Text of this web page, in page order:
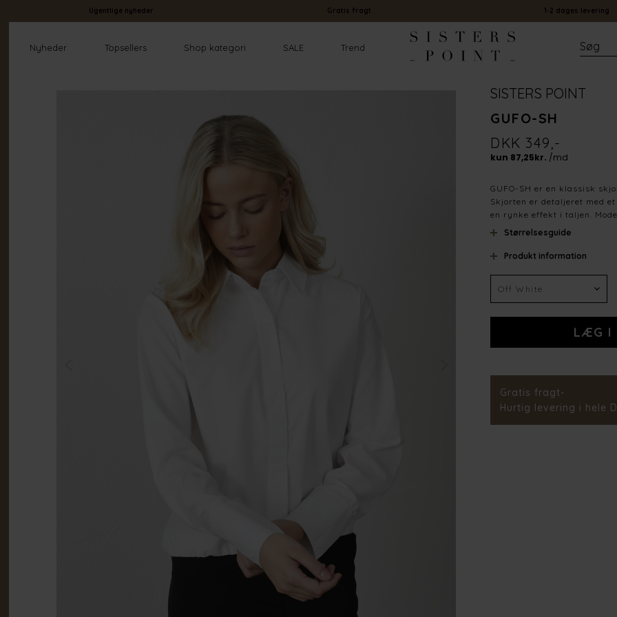
Ugentlige nyheder Gratis fragt 1-2 dages levering
Nyheder Topsellers Shop kategori SALE Trend
SISTERS POINT
GUFO-SH
DKK 349,-
GUFO-SH er en klassisk
Skjorten er detaljeret med
en rynke effekt i taljen.
Størrelsesguide
Produkt information
Farve
Materiale
Stylenr.
Gratis fragt-
Hurtig levering i hele